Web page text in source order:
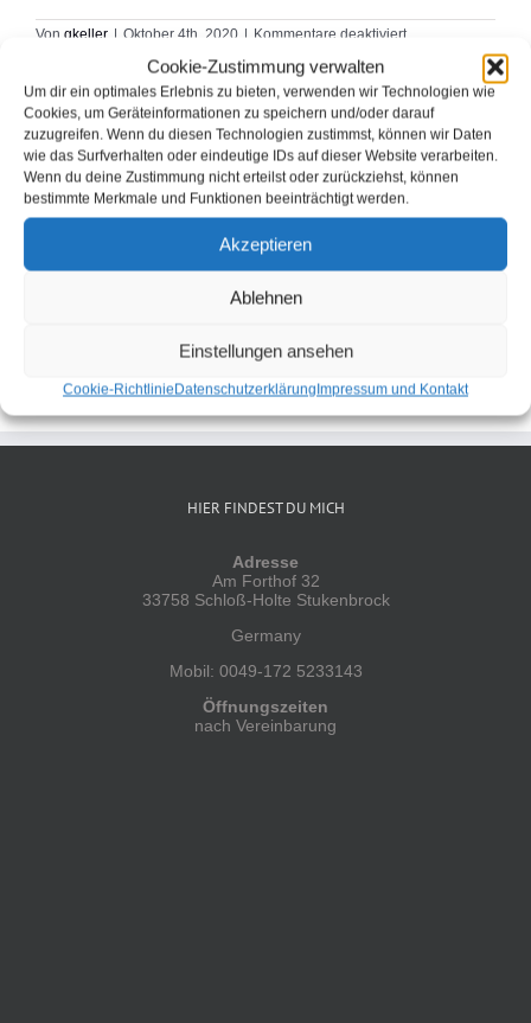
Cookie-Zustimmung verwalten
Um dir ein optimales Erlebnis zu bieten, verwenden wir Technologien wie
Cookies, um Geräteinformationen zu speichern und/oder darauf
zuzugreifen. Wenn du diesen Technologien zustimmst, können wir Daten
wie das Surfverhalten oder eindeutige IDs auf dieser Website verarbeiten.
Wenn du deine Zustimmung nicht erteilst oder zurückziehst, können
bestimmte Merkmale und Funktionen beeinträchtigt werden.
Akzeptieren
Ablehnen
Einstellungen ansehen
Cookie-RichtlinieDatenschutzerklärungImpressum und Kontakt
Von gkeller | Oktober 4th, 2020 | Kommentare deaktiviertfür
Diese Webseite teilen:
Facebook
E-
HIER FINDEST DU MICH
Adresse
Am Forthof 32
33758 Schloß-Holte Stukenbrock
Germany
Mobil: 0049-172 5233143
Öffnungszeiten
nach Vereinbarung